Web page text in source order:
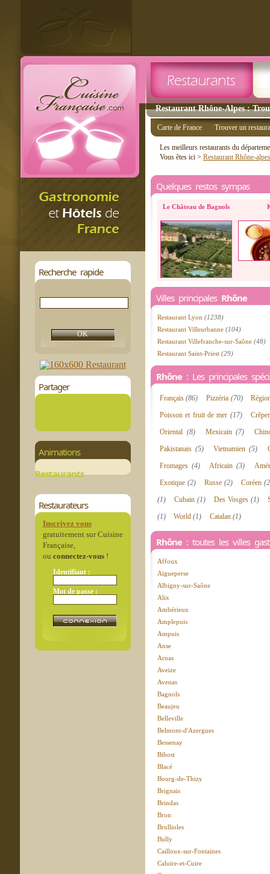
Restaurant Rhône-Alpes :
Recherche rapide
Partager
Animations
Restaurants
Restaurateurs
Inscrivez vous
gratuitement sur Cuisine
Française,
ou connectez-vous!
Identifiant :
Mot de passe :
Carte de France Trouver un
Les meilleurs restaurants du
Vous êtes ici > Restaurant Rhône-alpes
Quelques restos sympas
Le Château de Bagnols
Villes principales Rhône
Restaurant Lyon (1238)
Restaurant Villeurbanne (104)
Restaurant Villefranche-sur-Saône (48)
Restaurant Saint-Priest (29)
Rhône : Les principales
Français(86) Pizzéria (70)
Poisson et fruit de mer (17)
Oriental (8) Mexicain(7)
Pakistanais (5) Vietnamien(5)
Fromages (4) Africain (3)
Exotique (2) Russe (2) Coréen
(1)
Cubain (1) Des Vosges (1)
(1)
World(1) Catalan (1)
Rhône : toutes les villes
Affoux
Aigueperse
Albigny-sur-Saône
Alix
Ambérieux
Amplepuis
Ampuis
Anse
Arnas
Aveize
Avenas
Bagnols
Beaujeu
Belleville
Belmont-d'Azergues
Bessenay
Bibost
Blacé
Bourg-de-Thizy
Brignais
Brindas
Bron
Brullioles
Bully
Cailloux-sur-Fontaines
Caluire-et-Cuire